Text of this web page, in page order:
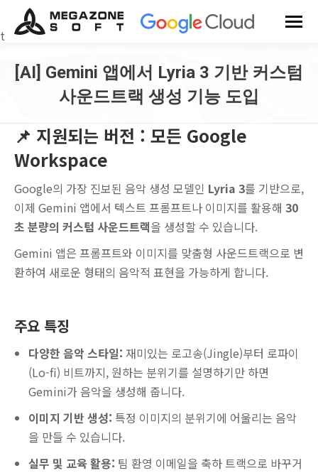
[AI] Gemini 앱에서 Lyria 3 기반 커스텀
사운드트랙 생성 기능 도입
📌 지원되는 버전 : 모든 Google
Workspace
Google의 가장 진보된 음악 생성 모델인 Lyria 3를 기반으로,
이제 Gemini 앱에서 텍스트 프롬프트나 이미지를 활용해 30
초 분량의 커스텀 사운드트랙을 생성할 수 있습니다.
Gemini 앱은 프롬프트와 이미지를 맞춤형 사운드트랙으로 변
환하여 새로운 형태의 음악적 표현을 가능하게 합니다.
주요 특징
다양한 음악 스타일: 재미있는 로고송(Jingle)부터 로파이
(Lo-fi) 비트까지, 원하는 분위기를 설명하기만 하면
Gemini가 음악을 생성해 줍니다.
이미지 기반 생성: 특정 이미지의 분위기에 어울리는 음악
을 만들 수 있습니다.
실무 및 교육 활용: 팀 환영 이메일을 축하 트랙으로 바꾸거
t